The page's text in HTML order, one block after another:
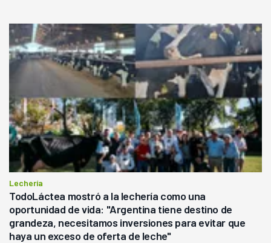
Lechería
TodoLáctea mostró a la lechería como una
oportunidad de vida: "Argentina tiene destino de
grandeza, necesitamos inversiones para evitar que
haya un exceso de oferta de leche"